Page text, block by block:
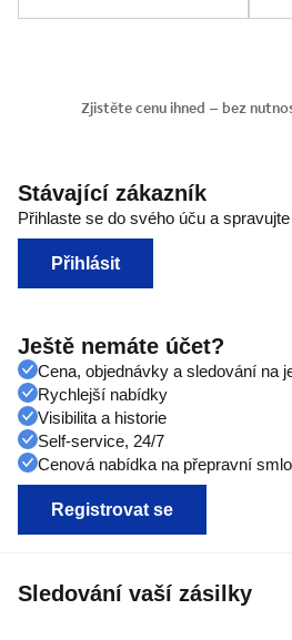
Stávající zákazník
Přihlaste se do svého úču a
Přihlásit
Ještě nemáte účet?
Cena, objednávky a sledování na
Rychlejší nabídky
Visibilita a historie
Self-service, 24/7
Cenová nabídka na přepravní
Registrovat se
Sledování vaší zásilky